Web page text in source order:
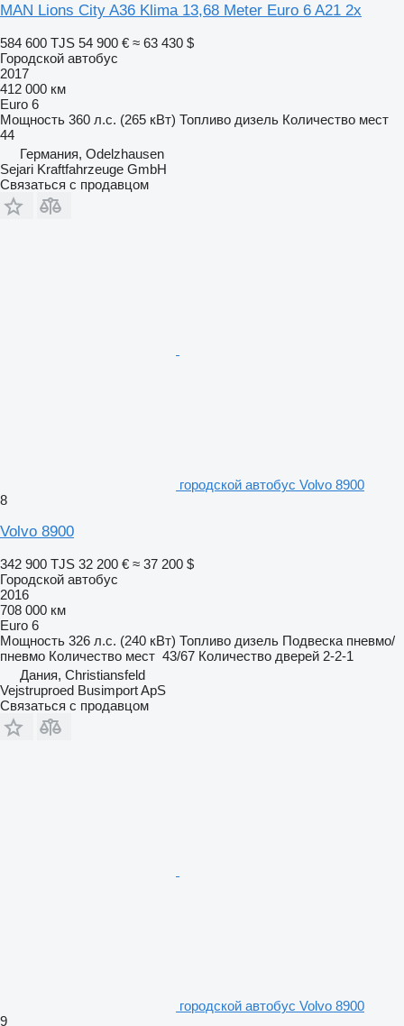
MAN Lions City A36 Klima 13,68 Meter Euro 6 A21 2x
584 600 TJS 54 900 € ≈ 63 430 $
Городской автобус
2017
412 000 км
Euro 6
Мощность 360 л.с. (265 кВт) Топливо дизель Количество мест
44
Германия, Odelzhausen
Sejari Kraftfahrzeuge GmbH
Связаться с продавцом
городской автобус Volvo 8900
8
Volvo 8900
342 900 TJS 32 200 € ≈ 37 200 $
Городской автобус
2016
708 000 км
Euro 6
Мощность 326 л.с. (240 кВт) Топливо дизель Подвеска пневмо/
пневмо Количество мест 43/67 Количество дверей 2-2-1
Дания, Christiansfeld
Vejstruproed Busimport ApS
Связаться с продавцом
городской автобус Volvo 8900
9